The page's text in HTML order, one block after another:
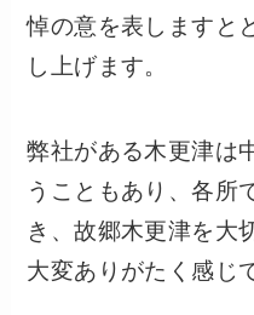
悼の意を表しますと
し上げます。
弊社がある木更津は
うこともあり、各所
き、故郷木更津を大
大変ありがたく感じ